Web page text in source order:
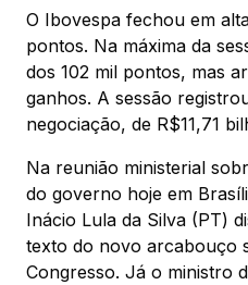
O Ibovespa fechou em
pontos. Na máxima da
dos 102 mil pontos, mas
ganhos. A sessão
negociação, de R$11,71
Na reunião ministerial
do governo hoje em
Inácio Lula da Silva (PT)
texto do novo arcabouço
Congresso. Já o ministro